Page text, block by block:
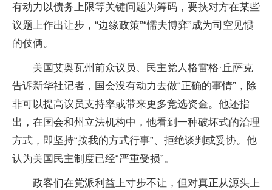
有动力以债务上限等关键问题为筹码，要挟对方在某些
议题上作出让步，“边缘政策”“懦夫博弈”成为司空见惯
的伎俩。
美国艾奥瓦州前众议员、民主党人格雷格·丘萨克
告诉新华社记者，国会没有动力去做“正确的事情”，除
非可以提高议员支持率或带来更多竞选资金。他还指
出，在国会和州立法机构中，他看到一种破坏式的治理
方式，即坚持“按我的方式行事”、拒绝谈判或妥协。他
认为美国民主制度已经“严重受损”。
政客们在党派利益上寸步不让，但对真正从源头上